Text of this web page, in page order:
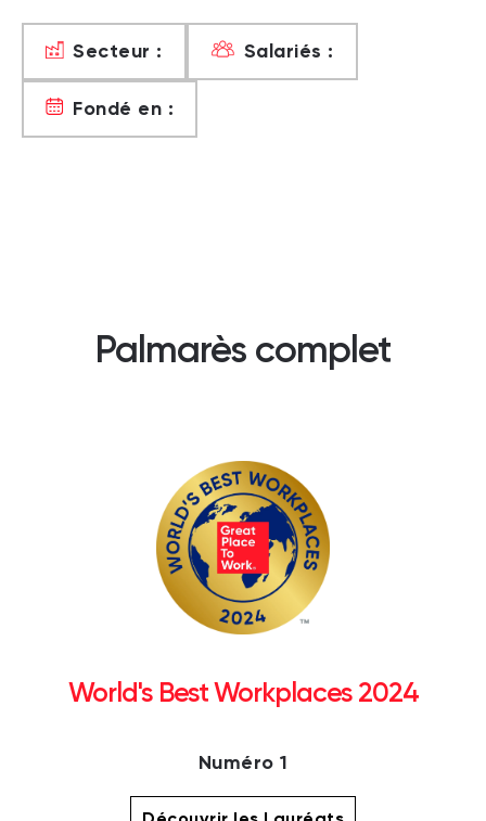
Secteur : Salariés :
Fondé en :
Palmarès complet
World's Best Workplaces 2024
Numéro 1